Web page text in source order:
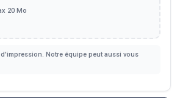
20 Mo
Notre équipe peut aussi vous